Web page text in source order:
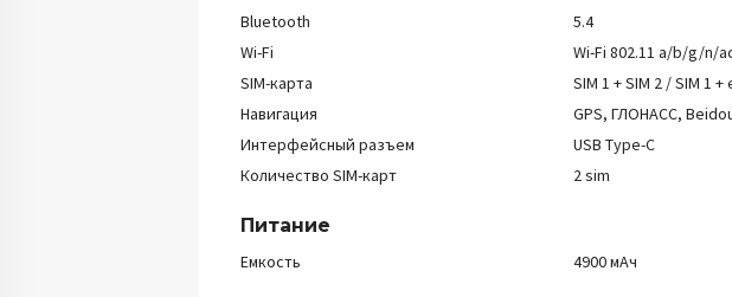
Bluetooth
5.4
Wi-Fi
Wi-Fi 802.11 a/b/g/n/
SIM-карта
SIM 1 + SIM 2 / SIM 1 +
Навигация
GPS, ГЛОНАСС,
Интерфейсный разъем
USB Type-C
Количество SIM-карт
2 sim
Питание
Емкость 4900 мАч